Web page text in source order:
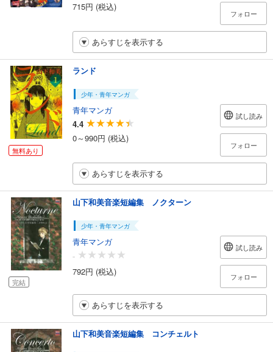
715円 (税込)
フォロー
あらすじを表示する
無料あり
ランド
少年・青年マンガ
青年マンガ
4.4
0～990円 (税込)
試し読み
フォロー
あらすじを表示する
完結
山下和美音楽短編集 ノクターン
少年・青年マンガ
青年マンガ
-
792円 (税込)
試し読み
フォロー
あらすじを表示する
山下和美音楽短編集 コンチェルト